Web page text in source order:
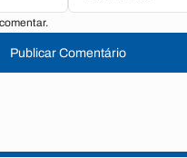
Publicar Comentário